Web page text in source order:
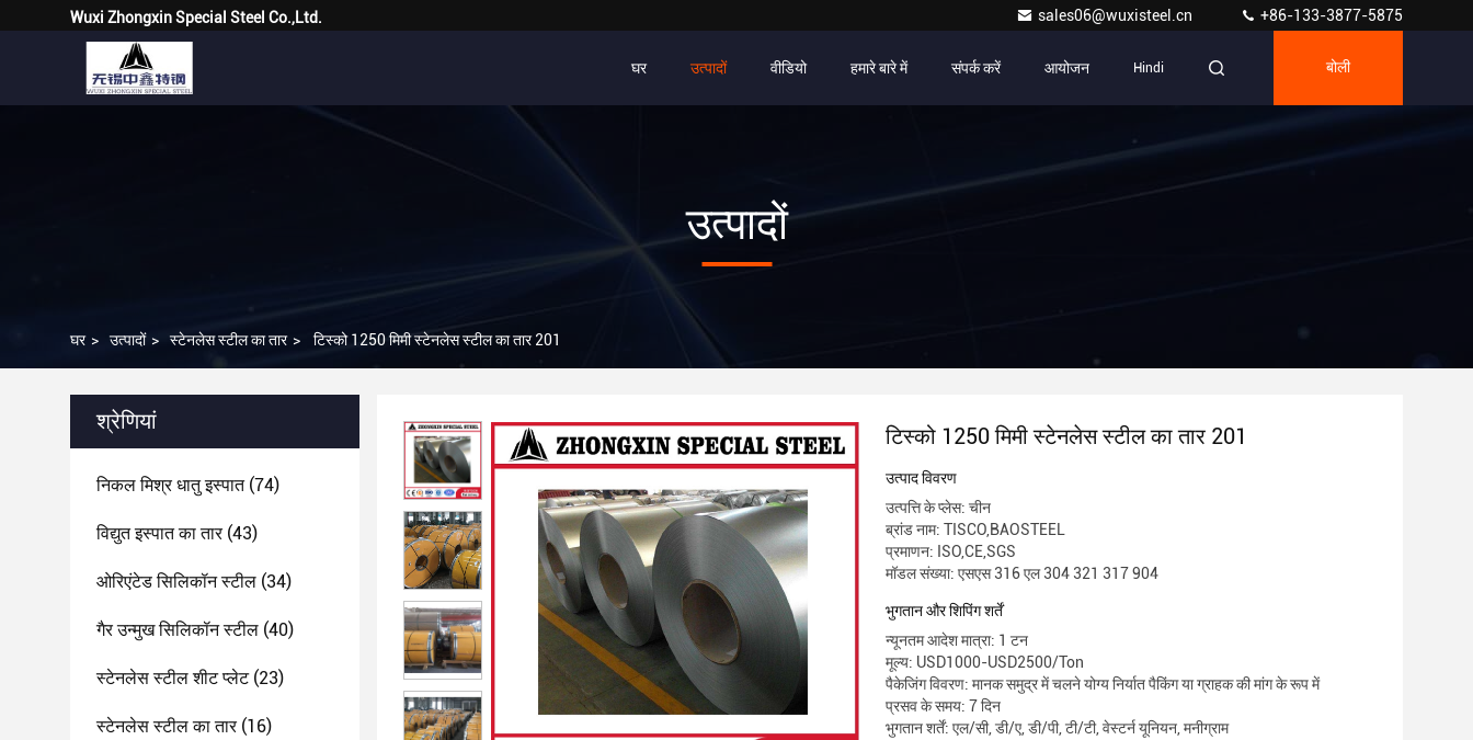
Wuxi Zhongxin Special Steel Co.,Ltd. sales06@wuxisteel.cn +86-133-3877-5875
घर उत्पादों वीडियो हमारे बारे में संपर्क करें आयोजन Hindi बोली
उत्पादों
घर > उत्पादों > स्टेनलेस स्टील का तार > टिस्को 1250 मिमी स्टेनलेस स्टील का तार 201
श्रेणियां
निकल मिश्र धातु इस्पात(74)
विद्युत इस्पात का तार(43)
ओरिएंटेड सिलिकॉन स्टील (34)
गैर उन्मुख सिलिकॉन स्टील (40)
स्टेनलेस स्टील शीट प्लेट(23)
स्टेनलेस स्टील का तार(16)
टिस्को 1250 मिमी स्टेनलेस स्टील का तार 201
उत्पाद विवरण
उत्पत्ति के प्लेस: चीन
ब्रांड नाम: TISCO,BAOSTEEL
प्रमाणन: ISO,CE,SGS
मॉडल संख्या: एसएस 316 एल 304 321 317 904
भुगतान और शिपिंग शर्तें
न्यूनतम आदेश मात्रा: 1 टन
मूल्य: USD1000-USD2500/Ton
पैकेजिंग विवरण: मानक समुद्र में चलने योग्य निर्यात पैकिंग या ग्राहक की मांग के रूप में
प्रसव के समय: 7 दिन
भुगतान शर्तें: एल/सी, डी/ए, डी/पी, टी/टी, वेस्टर्न यूनियन, मनीग्राम